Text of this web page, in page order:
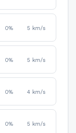
0% 5 km/s
0% 5 km/s
0% 4 km/s
0% 5 km/s